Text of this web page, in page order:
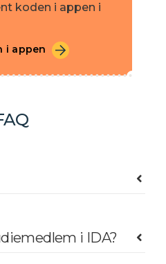
koden i appen i
i appen
i IDA?